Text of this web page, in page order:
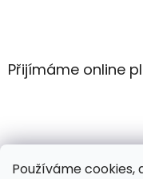
Používáme cookies,
Přijímáme online